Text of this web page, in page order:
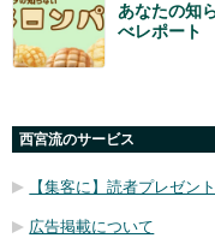
あなたの知
べレポート
西宮流のサービス
【集客に】読者プレゼン
広告掲載について